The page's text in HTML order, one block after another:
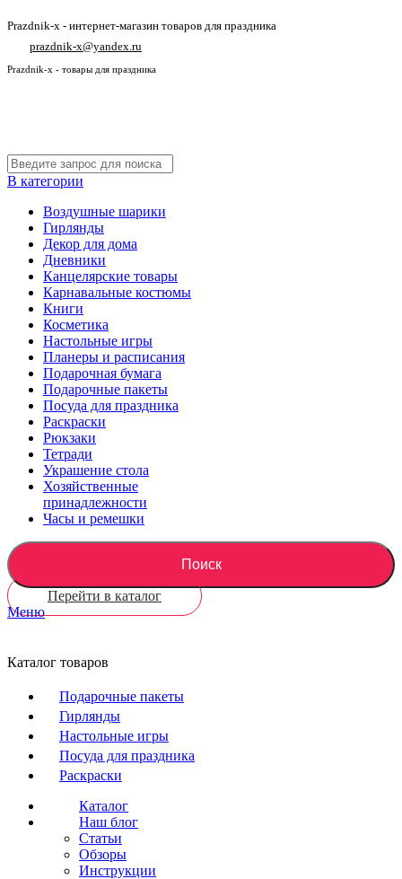
Prazdnik-x - интернет-магазин товаров для праздника
prazdnik-x@yandex.ru
Prazdnik-x - товары для праздника
В категории
Воздушные шарики
Гирлянды
Декор для дома
Дневники
Канцелярские товары
Карнавальные костюмы
Книги
Косметика
Настольные игры
Планеры и расписания
Подарочная бумага
Подарочные пакеты
Посуда для праздника
Раскраски
Рюкзаки
Тетради
Украшение стола
Хозяйственные
принадлежности
Часы и ремешки
Поиск
Перейти в каталог
Меню
Каталог товаров
Подарочные пакеты
Гирлянды
Настольные игры
Посуда для праздника
Раскраски
Каталог
Наш блог
Статьи
Обзоры
Инструкции